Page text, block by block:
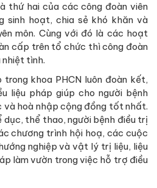
thứ hai của các công đoàn viên
sinh hoạt, chia sẻ khó khăn và
môn. Cùng với đó là các hoạt
cấp trên tổ chức thì công đoàn
nhiệt tình.
khoa PHCN luôn đoàn kết,
liệu pháp giúp cho người bệnh
và hoà nhập cộng đồng tốt nhất.
thể thao, người bệnh điều trị
chương trình hội hoạ, các cuộc
nghiệp và vật lý trị liệu, liệu
làm vườn trong việc hỗ trợ điều